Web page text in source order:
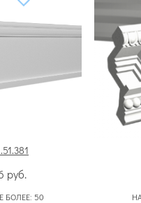
руб.
БОЛЕЕ: 50